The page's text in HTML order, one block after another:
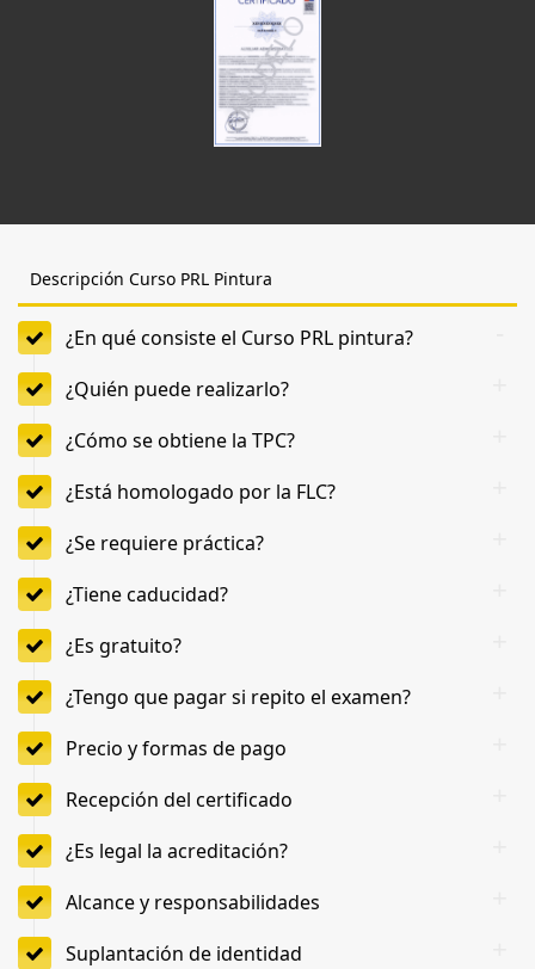
Descripción Curso PRL Pintura
¿En qué consiste el Curso PRL pintura?
¿Quién puede realizarlo?
¿Cómo se obtiene la TPC?
¿Está homologado por la FLC?
¿Se requiere práctica?
¿Tiene caducidad?
¿Es gratuito?
¿Tengo que pagar si repito el examen?
Precio y formas de pago
Recepción del certificado
¿Es legal la acreditación?
Alcance y responsabilidades
Suplantación de identidad